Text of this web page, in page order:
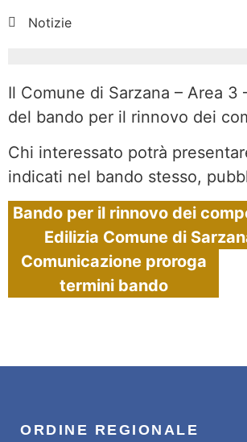
Notizie
Il Comune di Sarzana – Area
del bando per il rinnovo dei
Chi interessato potrà
indicati nel bando stesso,
Bando per il rinnovo dei
Edilizia Comune di
Comunicazione proroga
termini bando
ORDINE REGIONALE